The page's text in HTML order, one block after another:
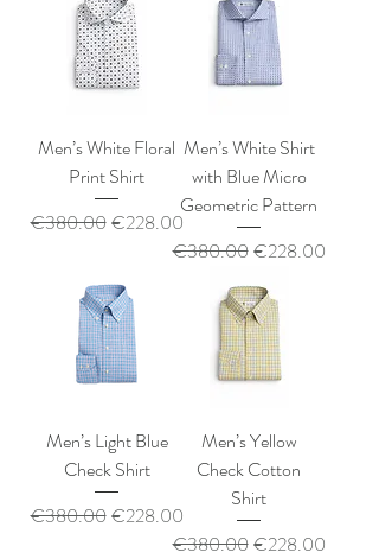
Men’s White Floral
Print Shirt
通常価格
€380.00セール価格
€228.00
Men’s White Shirt
with Blue Micro
Geometric Pattern
通常価格
€380.00セール価格
€228.00
Men’s Light Blue
Check Shirt
通常価格
€380.00セール価格
€228.00
Men’s Yellow
Check Cotton
Shirt
通常価格
€380.00セール価格
€228.00